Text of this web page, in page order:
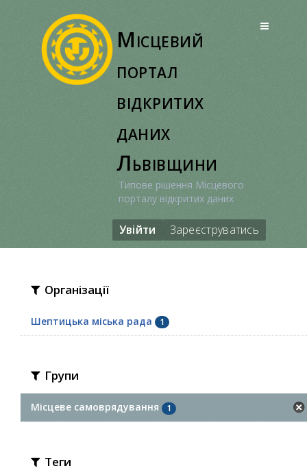
Місцевий
портал
відкритих
даних
Львівщини
Типове рішення Місцевого
порталу відкритих даних
Увійти Зареєструватись
Організації
Шептицька міська рада 1
Групи
Місцеве самоврядування 1
Теги